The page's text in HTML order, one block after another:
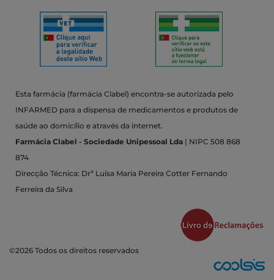
Esta farmácia (farmácia Clabel) encontra-se autorizada pelo
INFARMED para a dispensa de medicamentos e produtos de
saúde ao domicílio e através da internet.
Farmácia Clabel - Sociedade Unipessoal Lda | NIPC 508 868
874
Direcção Técnica: Drª Luísa Maria Pereira Cotter Fernando
Ferreira da Silva
©2026 Todos os direitos reservados